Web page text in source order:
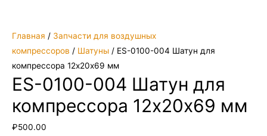
Главная / Запчасти для воздушных
компрессоров / Шатуны / ES-0100-004 Шатун для
компрессора 12х20х69 мм
ES-0100-004 Шатун для
компрессора 12х20х69 мм
₽500.00